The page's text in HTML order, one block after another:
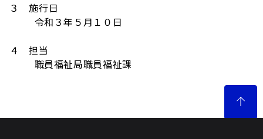
３ 施行日
令和３年５月１０日
４ 担当
職員福祉局職員福祉課